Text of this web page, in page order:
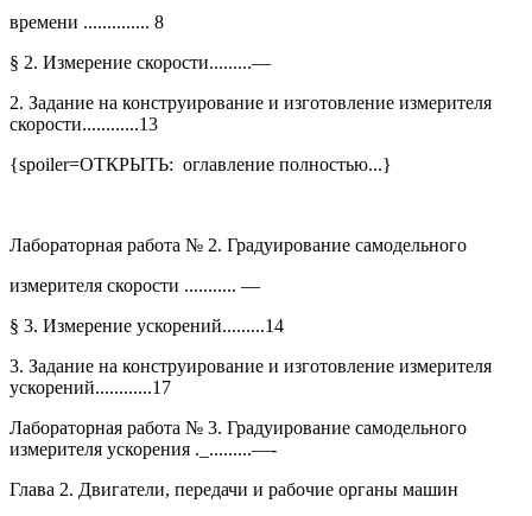
времени .............. 8
§ 2. Измерение скорости.........—
2. Задание на конструирование и изготовление измерителя
скорости............13
{spoiler=ОТКРЫТЬ: оглавление полностью...}
Лабораторная работа № 2. Градуирование самодельного
измерителя скорости ........... —
§ 3. Измерение ускорений.........14
3. Задание на конструирование и изготовление измерителя
ускорений............17
Лабораторная работа № 3. Градуирование самодельного
измерителя ускорения ._.........—-
Глава 2. Двигатели, передачи и рабочие органы машин